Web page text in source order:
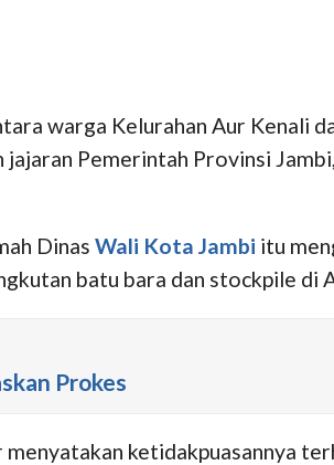
warga Kelurahan Aur Kenali
Pemerintah Provinsi
Dinas Wali Kota Jambi itu
batu bara dan stockpile di
Prokes
ketidakpuasannya